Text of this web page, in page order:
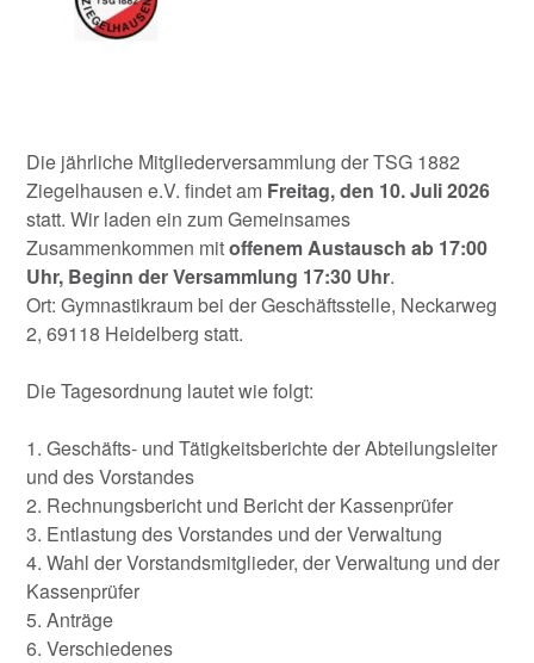
Die jährliche Mitgliederversammlung der TSG 1882
Ziegelhausen e.V. findet am Freitag, den 10. Juli 2026
statt. Wir laden ein zum Gemeinsames
Zusammenkommen mitoffenem Austausch ab 17:00
Uhr, Beginn der Versammlung 17:30 Uhr.
Ort: Gymnastikraum bei der Geschäftsstelle, Neckarweg
2, 69118 Heidelberg statt.
Die Tagesordnung lautet wie folgt:
1. Geschäfts- und Tätigkeitsberichte der Abteilungsleiter
und des Vorstandes
2. Rechnungsbericht und Bericht der Kassenprüfer
3. Entlastung des Vorstandes und der Verwaltung
4. Wahl der Vorstandsmitglieder, der Verwaltung und der
Kassenprüfer
5. Anträge
6. Verschiedenes